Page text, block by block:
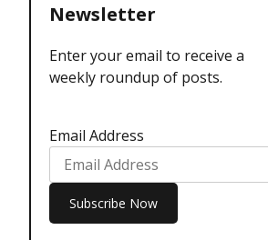
Newsletter
Enter your email to receive a
weekly roundup of posts.
Email Address